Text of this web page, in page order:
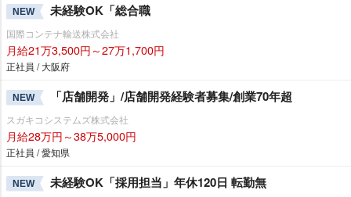
NEW 未経験OK「総合職
国際コンテナ輸送株式会社
月給21万3,500円～27万1,700円
正社員 / 大阪府
NEW 「店舗開発」/店舗開発経験者募集/創業70年超
スガキコシステムズ株式会社
月給28万円～38万5,000円
正社員 / 愛知県
NEW 未経験OK「採用担当」年休120日 転勤無